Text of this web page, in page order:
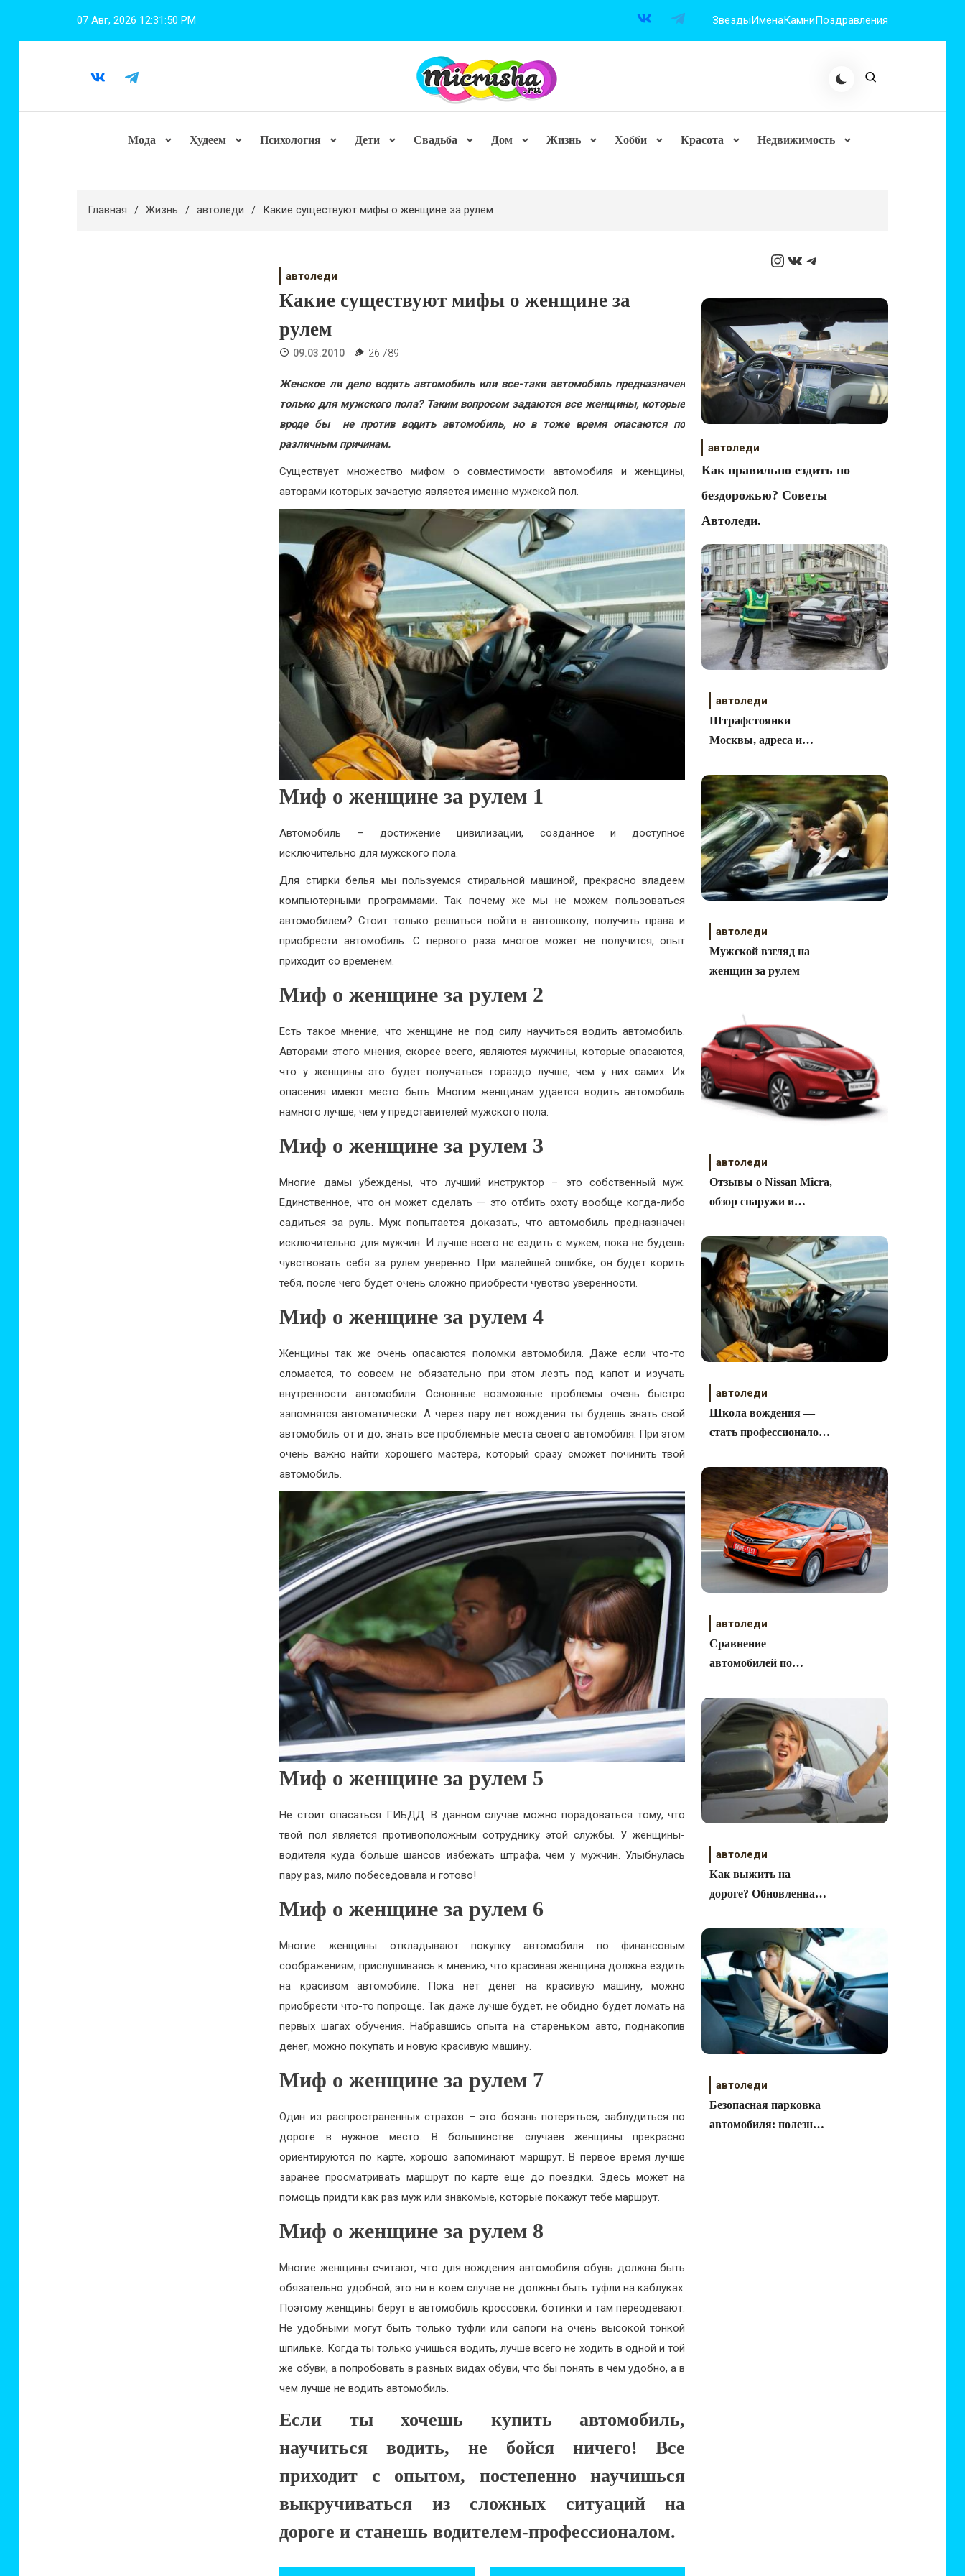
07 Авг, 2026 12:31:51 PM ЗвездыИменаКамниПоздравления
Мода Худеем Психология Дети Свадьба Дом Жизнь Хобби Красота Недвижимость
Главная Жизнь автоледи Какие существуют мифы о женщине за рулем
автоледи
Какие существуют мифы о женщине за
рулем
09.03.2010 26 789
Женское ли дело водить автомобиль или все-таки автомобиль предназначен
только для мужского пола? Таким вопросом задаются все женщины, которые
вроде бы не против водить автомобиль, но в тоже время опасаются по
различным причинам.
Существует множество мифом о совместимости автомобиля и женщины,
авторами которых зачастую является именно мужской пол.
Миф о женщине за рулем 1
Автомобиль – достижение цивилизации, созданное и доступное
исключительно для мужского пола.
Для стирки белья мы пользуемся стиральной машиной, прекрасно владеем
компьютерными программами. Так почему же мы не можем пользоваться
автомобилем? Стоит только решиться пойти в автошколу, получить права и
приобрести автомобиль. С первого раза многое может не получится, опыт
приходит со временем.
Миф о женщине за рулем 2
Есть такое мнение, что женщине не под силу научиться водить автомобиль.
Авторами этого мнения, скорее всего, являются мужчины, которые опасаются,
что у женщины это будет получаться гораздо лучше, чем у них самих. Их
опасения имеют место быть. Многим женщинам удается водить автомобиль
намного лучше, чем у представителей мужского пола.
Миф о женщине за рулем 3
Многие дамы убеждены, что лучший инструктор – это собственный муж.
Единственное, что он может сделать — это отбить охоту вообще когда-либо
садиться за руль. Муж попытается доказать, что автомобиль предназначен
исключительно для мужчин. И лучше всего не ездить с мужем, пока не будешь
чувствовать себя за рулем уверенно. При малейшей ошибке, он будет корить
тебя, после чего будет очень сложно приобрести чувство уверенности.
Миф о женщине за рулем 4
Женщины так же очень опасаются поломки автомобиля. Даже если что-то
сломается, то совсем не обязательно при этом лезть под капот и изучать
внутренности автомобиля. Основные возможные проблемы очень быстро
запомнятся автоматически. А через пару лет вождения ты будешь знать свой
автомобиль от и до, знать все проблемные места своего автомобиля. При этом
очень важно найти хорошего мастера, который сразу сможет починить твой
автомобиль.
Миф о женщине за рулем 5
Не стоит опасаться ГИБДД. В данном случае можно порадоваться тому, что
твой пол является противоположным сотруднику этой службы. У женщины-
водителя куда больше шансов избежать штрафа, чем у мужчин. Улыбнулась
пару раз, мило побеседовала и готово!
Миф о женщине за рулем 6
Многие женщины откладывают покупку автомобиля по финансовым
соображениям, прислушиваясь к мнению, что красивая женщина должна ездить
на красивом автомобиле. Пока нет денег на красивую машину, можно
приобрести что-то попроще. Так даже лучше будет, не обидно будет ломать на
первых шагах обучения. Набравшись опыта на стареньком авто, поднакопив
денег, можно покупать и новую красивую машину.
Миф о женщине за рулем 7
Один из распространенных страхов – это боязнь потеряться, заблудиться по
дороге в нужное место. В большинстве случаев женщины прекрасно
ориентируются по карте, хорошо запоминают маршрут. В первое время лучше
заранее просматривать маршрут по карте еще до поездки. Здесь может на
помощь придти как раз муж или знакомые, которые покажут тебе маршрут.
Миф о женщине за рулем 8
Многие женщины считают, что для вождения автомобиля обувь должна быть
обязательно удобной, это ни в коем случае не должны быть туфли на каблуках.
Поэтому женщины берут в автомобиль кроссовки, ботинки и там переодевают.
Не удобными могут быть только туфли или сапоги на очень высокой тонкой
шпильке. Когда ты только учишься водить, лучше всего не ходить в одной и той
же обуви, а попробовать в разных видах обуви, что бы понять в чем удобно, а в
чем лучше не водить автомобиль.
Если ты хочешь купить автомобиль,
научиться водить, не бойся ничего! Все
приходит с опытом, постепенно научишься
выкручиваться из сложных ситуаций на
дороге и станешь водителем-профессионалом.
Instagram
ВКонтакте
Telegram
автоледи
Как правильно ездить по
бездорожью? Советы
Автоледи.
автоледи
Штрафстоянки
Москвы, адреса и
автоледи
Мужской взгляд на
женщин за рулем
автоледи
Отзывы о Nissan Micra,
обзор снаружи и
автоледи
Школа вождения —
стать профессионалом
автоледи
Сравнение
автомобилей по
автоледи
Как выжить на
дороге? Обновленная
год
автоледи
Безопасная парковка
автомобиля: полезные